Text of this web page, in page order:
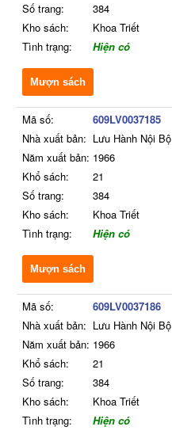
Số trang:
384
Kho sách:
Khoa Triết
Tình trạng:
Hiện có
Mượn sách
Mã số:
609LV0037185
Nhà xuất bản: Lưu Hành Nội Bộ
Năm xuất bản: 1966
Khổ sách:
21
Số trang:
384
Kho sách:
Khoa Triết
Tình trạng:
Hiện có
Mượn sách
Mã số:
609LV0037186
Nhà xuất bản: Lưu Hành Nội Bộ
Năm xuất bản: 1966
Khổ sách:
21
Số trang:
384
Kho sách:
Khoa Triết
Tình trạng:
Hiện có